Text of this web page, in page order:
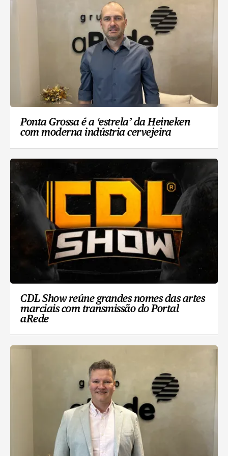
Ponta Grossa é a ‘estrela’ da Heineken
com moderna indústria cervejeira
CDL Show reúne grandes nomes das artes
marciais com transmissão do Portal
aRede